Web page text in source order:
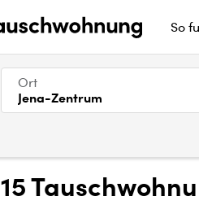
So
Ort
Jena-Zentrum
15